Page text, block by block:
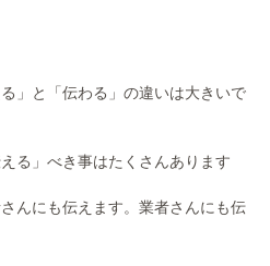
」と「伝わる」の違いは大きいで
る」べき事はたくさんあります
んにも伝えます。業者さんにも伝